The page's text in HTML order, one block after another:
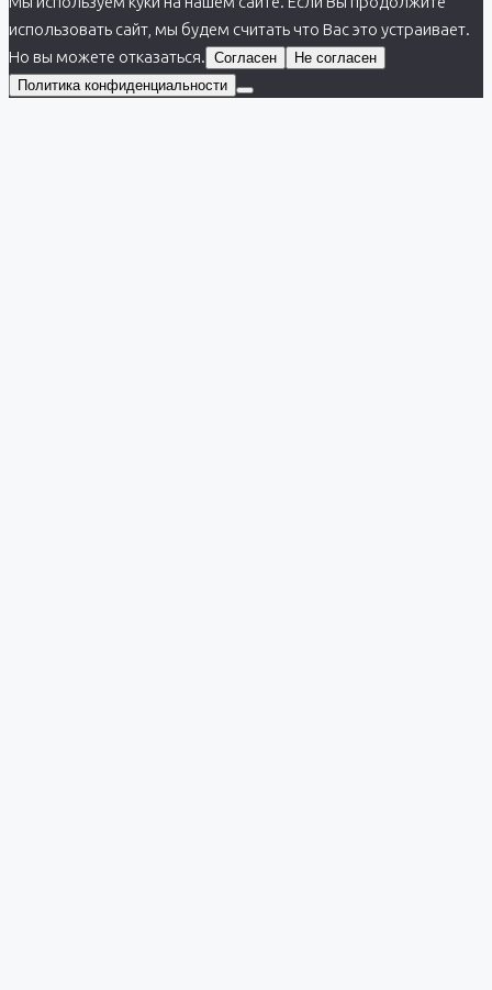
использовать сайт, мы будем считать что Вас это устраивает.
Но вы можете отказаться. Согласен
Не согласен
Политика конфиденциальности